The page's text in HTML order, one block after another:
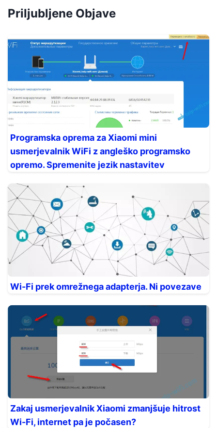
Priljubljene Objave
Programska oprema za Xiaomi mini
usmerjevalnik WiFi z angleško programsko
opremo. Spremenite jezik nastavitev
Wi-Fi prek omrežnega adapterja. Ni povezave
Zakaj usmerjevalnik Xiaomi zmanjšuje hitrost
Wi-Fi, internet pa je počasen?